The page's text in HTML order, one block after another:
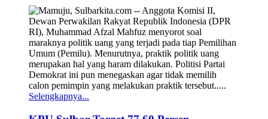
Mamuju, Sulbarkita.com -- Anggota Komisi II,
Dewan Perwakilan Rakyat Republik Indonesia (DPR
RI), Muhammad Afzal Mahfuz menyorot soal
maraknya politik uang yang terjadi pada tiap Pemilihan
Umum (Pemilu). Menurutnya, praktik politik uang
merupakan hal yang haram dilakukan. Politisi Partai
Demokrat ini pun menegaskan agar tidak memilih
calon pemimpin yang melakukan praktik tersebut.....
Selengkapnya...